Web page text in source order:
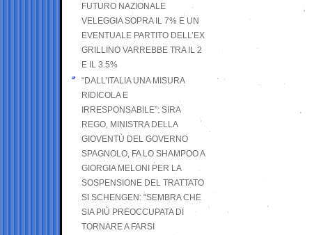
FUTURO NAZIONALE
VELEGGIA SOPRA IL 7% E UN
EVENTUALE PARTITO DELL’EX
GRILLINO VARREBBE TRA IL 2
E IL 3.5%
“DALL’ITALIA UNA MISURA
RIDICOLA E
IRRESPONSABILE”: SIRA
REGO, MINISTRA DELLA
GIOVENTÙ DEL GOVERNO
SPAGNOLO, FA LO SHAMPOO A
GIORGIA MELONI PER LA
SOSPENSIONE DEL TRATTATO
SI SCHENGEN: “SEMBRA CHE
SIA PIÙ PREOCCUPATA DI
TORNARE A FARSI